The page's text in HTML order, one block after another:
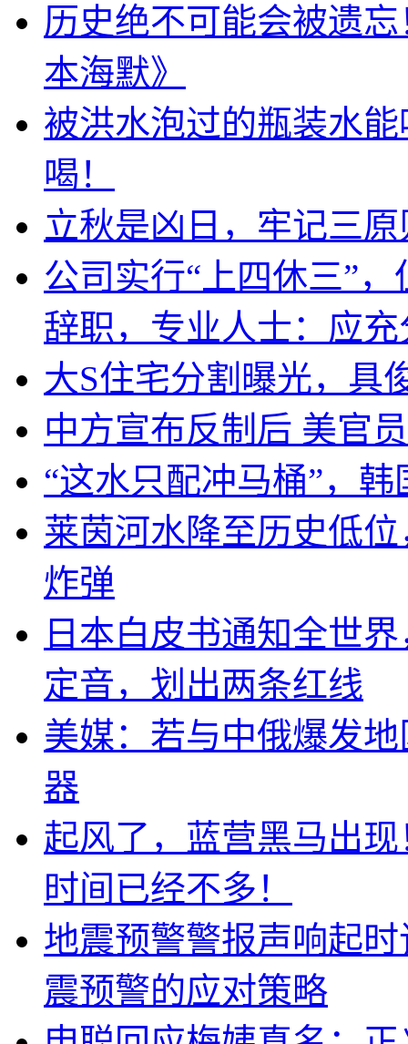
历史绝不可能会被遗
本海默》
被洪水泡过的瓶装水
喝！
立秋是凶日，牢记三原
公司实行“上四休三”
辞职，专业人士：应
大S住宅分割曝光，具
中方宣布反制后 美官
“这水只配冲马桶”，
莱茵河水降至历史低
炸弹
日本白皮书通知全世
定音，划出两条红线
美媒：若与中俄爆发
器
起风了，蓝营黑马出
时间已经不多！
地震预警警报声响起
震预警的应对策略